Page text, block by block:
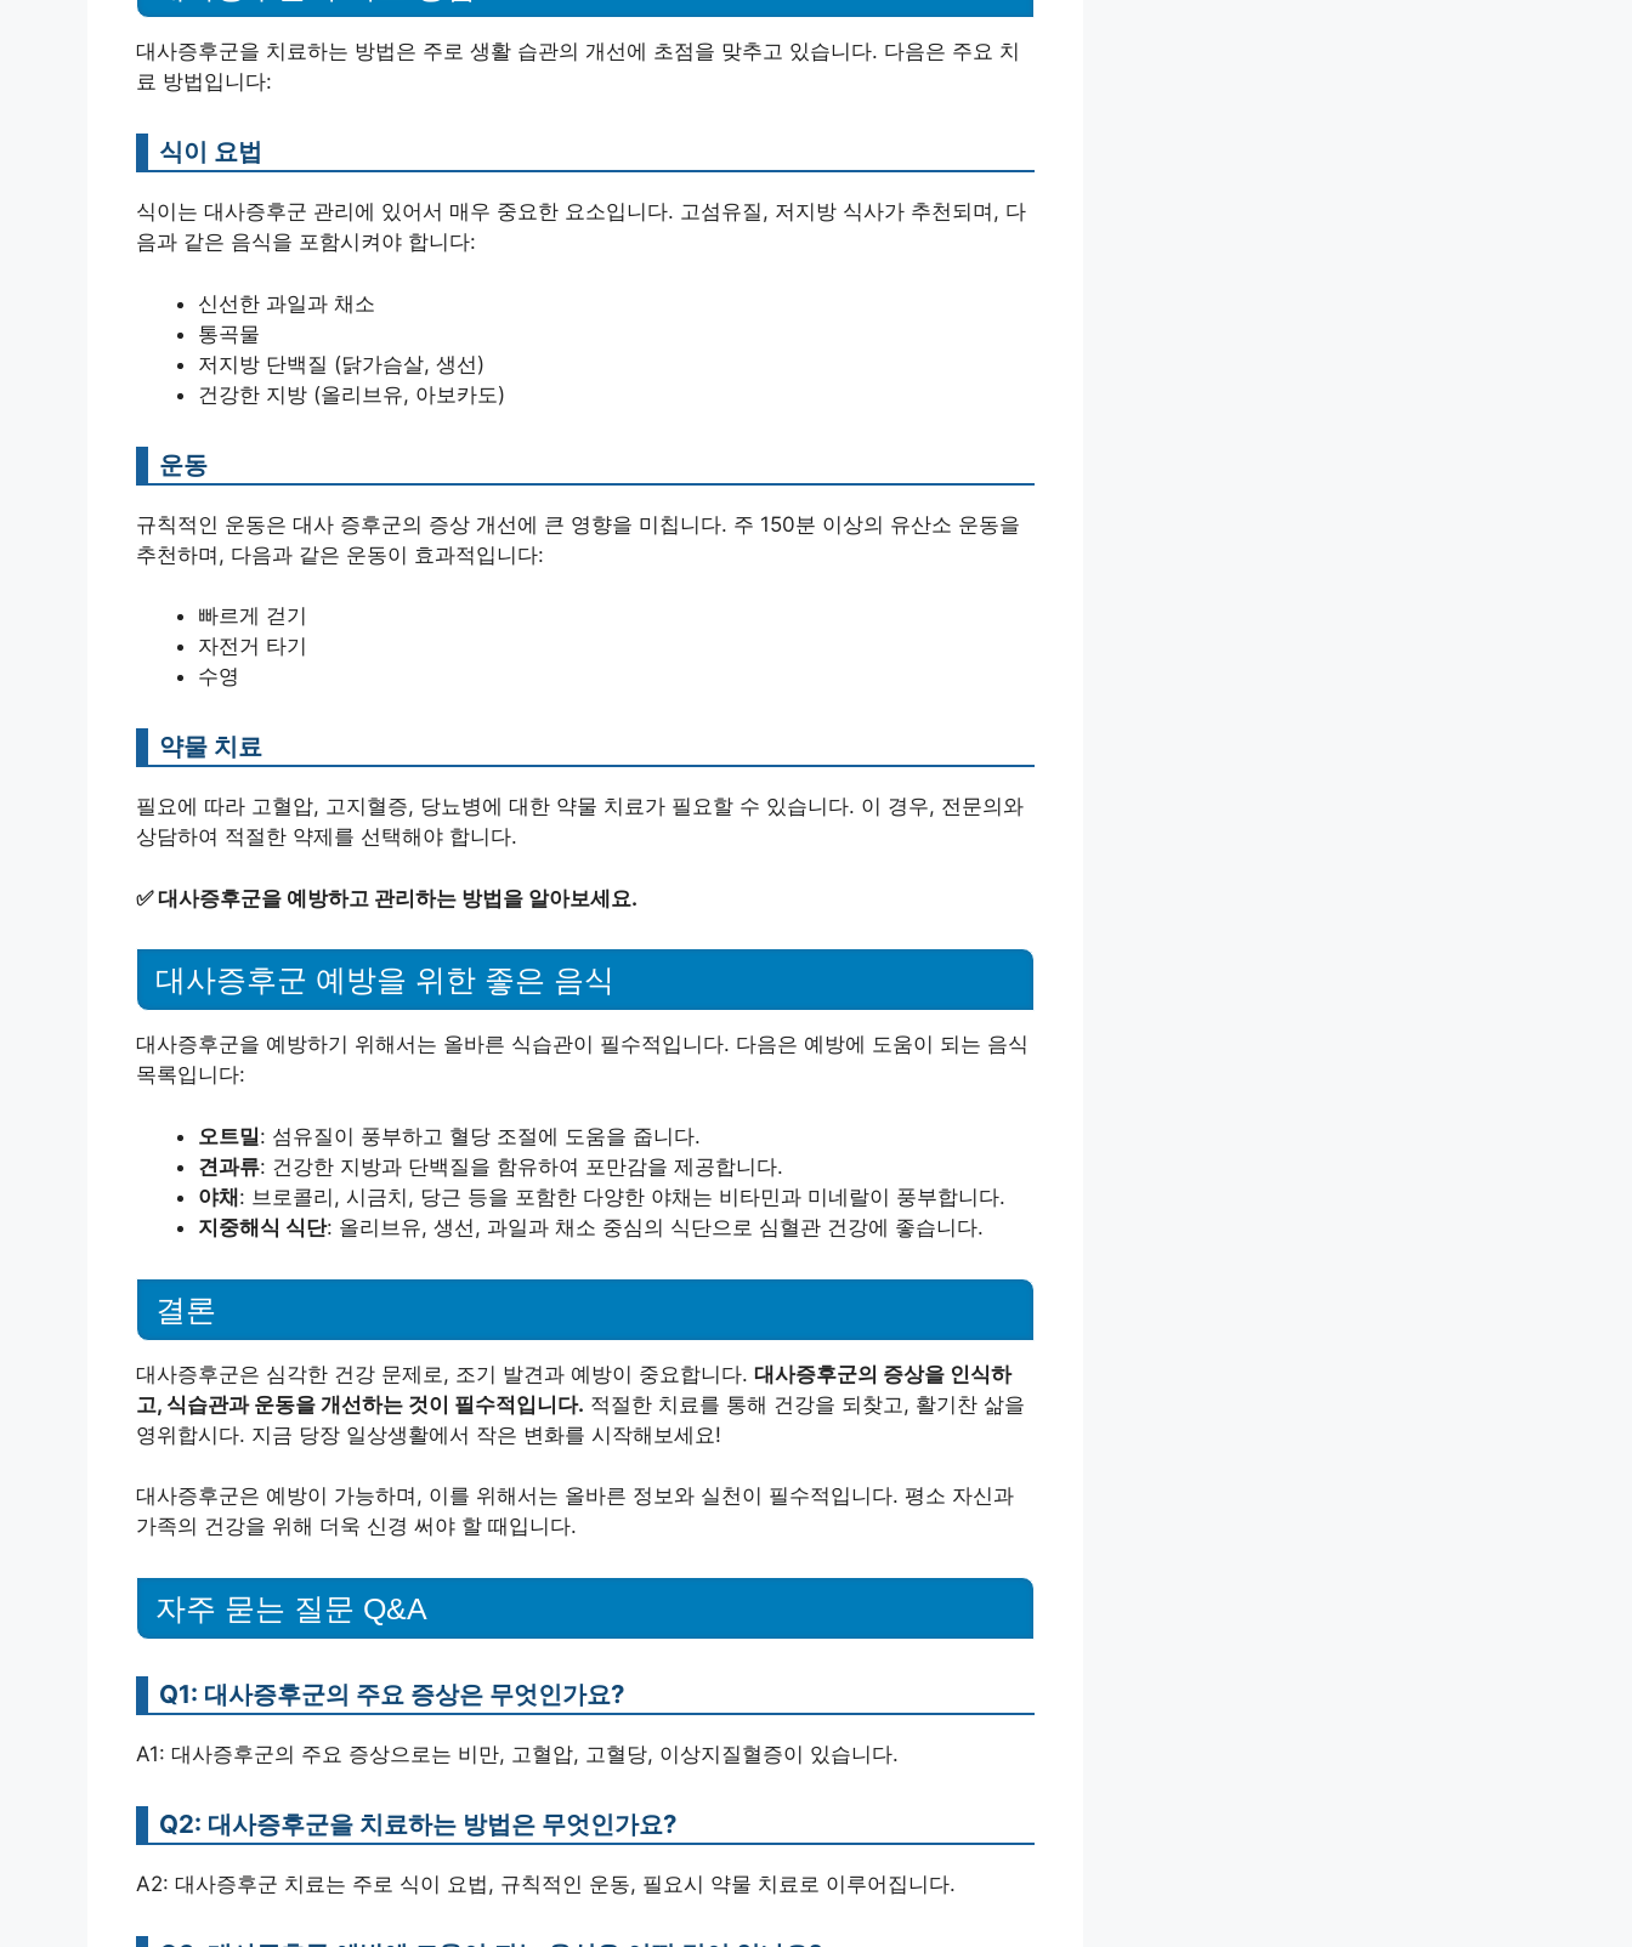
대사증후군을 치료하는 방법은 주로 생활 습관의 개선에 초점을 맞추고 있습니다. 다음은 주요 치
료 방법입니다:
식이 요법
식이는 대사증후군 관리에 있어서 매우 중요한 요소입니다. 고섬유질, 저지방 식사가 추천되며, 다
음과 같은 음식을 포함시켜야 합니다:
신선한 과일과 채소
통곡물
저지방 단백질 (닭가슴살, 생선)
건강한 지방 (올리브유, 아보카도)
운동
규칙적인 운동은 대사 증후군의 증상 개선에 큰 영향을 미칩니다. 주 150분 이상의 유산소 운동을
추천하며, 다음과 같은 운동이 효과적입니다:
빠르게 걷기
자전거 타기
수영
약물 치료
필요에 따라 고혈압, 고지혈증, 당뇨병에 대한 약물 치료가 필요할 수 있습니다. 이 경우, 전문의와
상담하여 적절한 약제를 선택해야 합니다.
✅대사증후군을 예방하고 관리하는 방법을 알아보세요.
대사증후군 예방을 위한 좋은 음식
대사증후군을 예방하기 위해서는 올바른 식습관이 필수적입니다. 다음은 예방에 도움이 되는 음식
목록입니다:
오트밀: 섬유질이 풍부하고 혈당 조절에 도움을 줍니다.
견과류: 건강한 지방과 단백질을 함유하여 포만감을 제공합니다.
야채: 브로콜리, 시금치, 당근 등을 포함한 다양한 야채는 비타민과 미네랄이 풍부합니다.
지중해식 식단: 올리브유, 생선, 과일과 채소 중심의 식단으로 심혈관 건강에 좋습니다.
결론
대사증후군은 심각한 건강 문제로, 조기 발견과 예방이 중요합니다. 대사증후군의 증상을 인식하
고, 식습관과 운동을 개선하는 것이 필수적입니다. 적절한 치료를 통해 건강을 되찾고, 활기찬 삶을
영위합시다. 지금 당장 일상생활에서 작은 변화를 시작해보세요!
대사증후군은 예방이 가능하며, 이를 위해서는 올바른 정보와 실천이 필수적입니다. 평소 자신과
가족의 건강을 위해 더욱 신경 써야 할 때입니다.
자주 묻는 질문 Q&A
Q1: 대사증후군의 주요 증상은 무엇인가요?
A1: 대사증후군의 주요 증상으로는 비만, 고혈압, 고혈당, 이상지질혈증이 있습니다.
Q2: 대사증후군을 치료하는 방법은 무엇인가요?
A2: 대사증후군 치료는 주로 식이 요법, 규칙적인 운동, 필요시 약물 치료로 이루어집니다.